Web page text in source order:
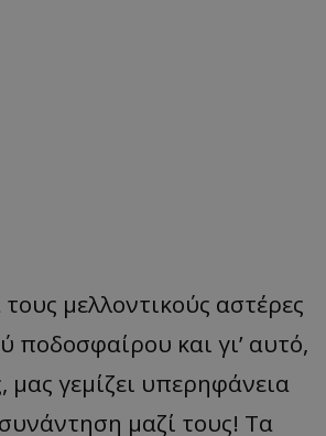
τους μελλοντικούς αστέρες
ποδοσφαίρου και γι’ αυτό,
μας γεμίζει υπερηφάνεια
μαζί τους! Τα